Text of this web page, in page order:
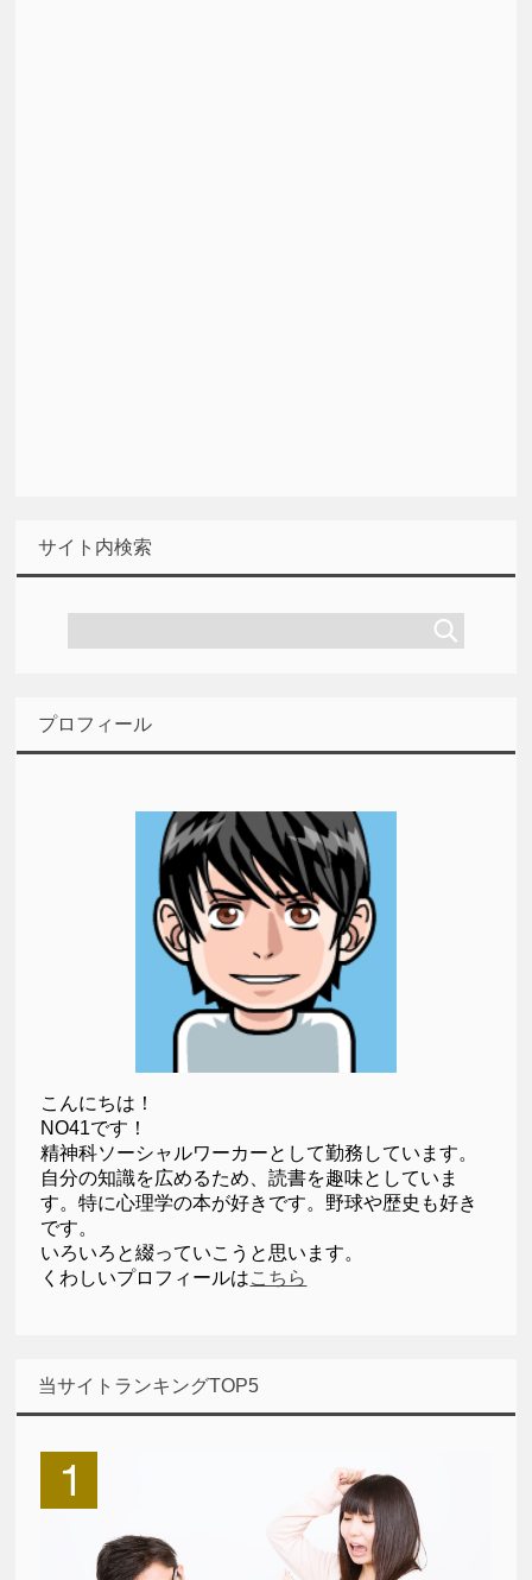
サイト内検索
プロフィール
こんにちは！
NO41です！
精神科ソーシャルワーカーとして勤務しています。
自分の知識を広めるため、読書を趣味としていま
す。特に心理学の本が好きです。野球や歴史も好き
です。
いろいろと綴っていこうと思います。
くわしいプロフィールはこちら
当サイトランキングTOP5